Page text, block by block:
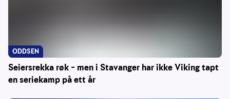
Seiersrekka røk – men i Stavanger har ikke Viking tapt
en seriekamp på ett år
ODDSEN